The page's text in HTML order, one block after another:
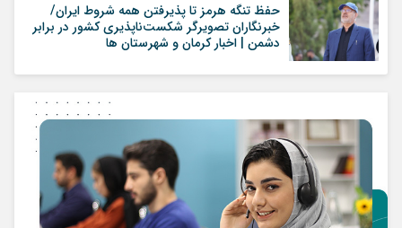
حفظ تنگه هرمز تا پذیرفتن همه شروط ایران/
خبرنگاران تصویرگر شکست‌ناپذیری کشور در برابر
دشمن | اخبار کرمان و شهرستان ها